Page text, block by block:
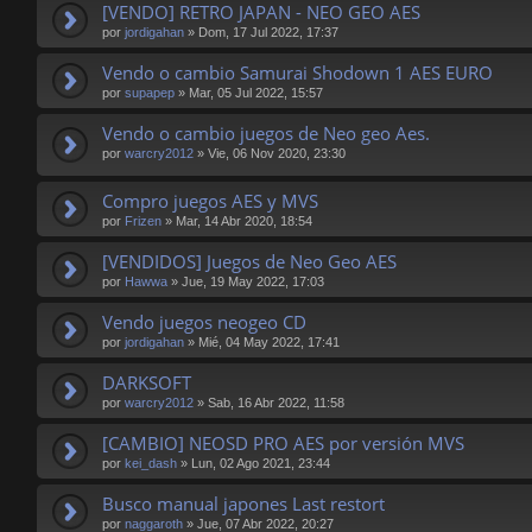
[VENDO] RETRO JAPAN - NEO GEO AES
por jordigahan » Dom, 17 Jul 2022, 17:37
Vendo o cambio Samurai Shodown 1 AES EURO
por supapep » Mar, 05 Jul 2022, 15:57
Vendo o cambio juegos de Neo geo Aes.
por warcry2012 » Vie, 06 Nov 2020, 23:30
Compro juegos AES y MVS
por Frizen » Mar, 14 Abr 2020, 18:54
[VENDIDOS] Juegos de Neo Geo AES
por Hawwa » Jue, 19 May 2022, 17:03
Vendo juegos neogeo CD
por jordigahan » Mié, 04 May 2022, 17:41
DARKSOFT
por warcry2012 » Sab, 16 Abr 2022, 11:58
[CAMBIO] NEOSD PRO AES por versión MVS
por kei_dash » Lun, 02 Ago 2021, 23:44
Busco manual japones Last restort
por naggaroth » Jue, 07 Abr 2022, 20:27